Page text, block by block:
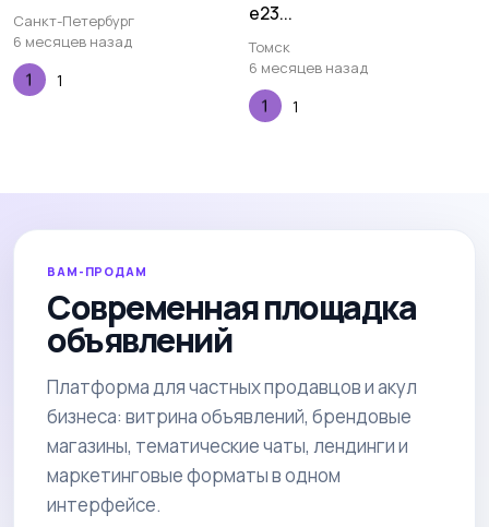
Санкт-Петербург
6 месяцев назад
1
е23...
Томск
6 месяцев назад
1
ВАМ-ПРОДАМ
Современная площадка
объявлений
Платформа для частных продавцов и акул
бизнеса: витрина объявлений, брендовые
магазины, тематические чаты, лендинги и
маркетинговые форматы в одном
интерфейсе.